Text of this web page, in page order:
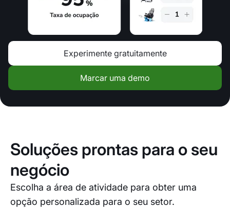
Experimente gratuitamente
Marcar uma demo
Soluções prontas para o seu
negócio
Escolha a área de atividade para obter uma
opção personalizada para o seu setor.